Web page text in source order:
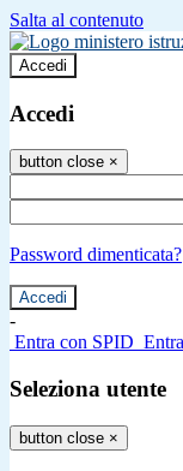
Salta al contenuto
Accedi
Accedi
button close ×
Password dimenticata?
-
Entra con SPID
Seleziona utente
button close ×